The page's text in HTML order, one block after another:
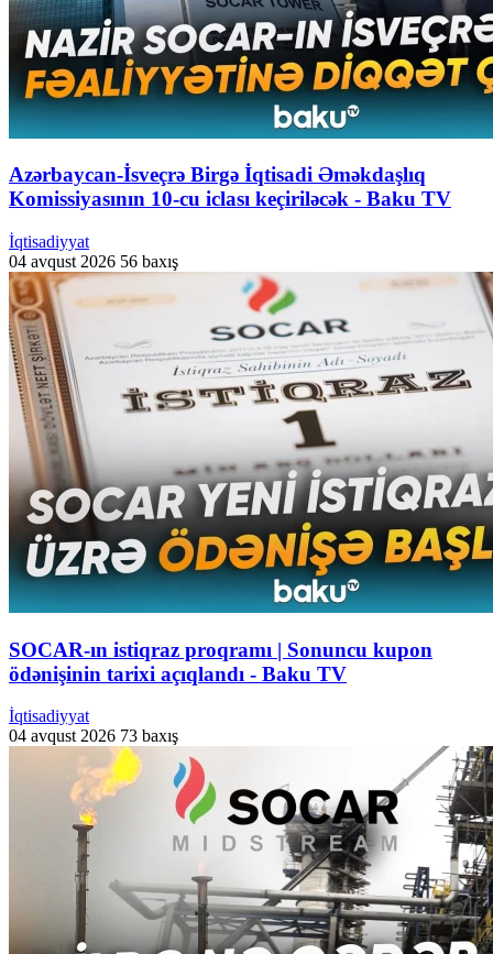
Azərbaycan-İsveçrə Birgə İqtisadi Əməkdaşlıq
Komissiyasının 10-cu iclası keçiriləcək - Baku TV
İqtisadiyyat
04 avqust 2026 56 baxış
SOCAR-ın istiqraz proqramı | Sonuncu kupon
ödənişinin tarixi açıqlandı - Baku TV
İqtisadiyyat
04 avqust 2026 73 baxış